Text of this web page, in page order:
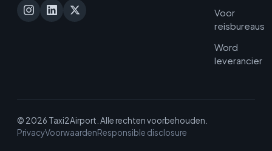
Voor
reisbureaus
Word
leverancier
© 2026 Taxi2Airport. Alle rechten voorbehouden.
PrivacyVoorwaardenResponsible disclosure